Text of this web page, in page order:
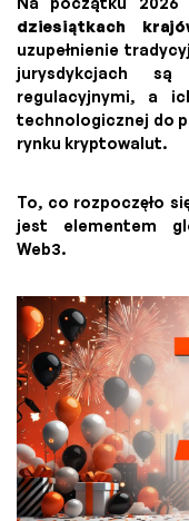
dziesiątkach
uzupełnienie
jurysdykcjach
regulacyjnymi, a
technologicznej do
rynku kryptowalut.
To, co rozpoczęło
jest elementem
Web3.